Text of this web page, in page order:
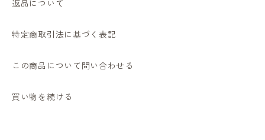
返品について
特定商取引法に基づく表記
この商品について問い合わせる
買い物を続ける